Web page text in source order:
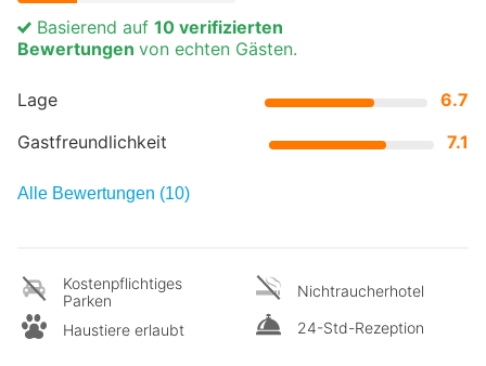
Lage
6.7
Gastfreundlichkeit
7.1
Basierend auf 10 verifizierten
Bewertungen von echten Gästen.
Alle Bewertungen (10)
Kostenpflichtiges
Parken
Haustiere erlaubt
Nichtraucherhotel
24-Std-Rezeption